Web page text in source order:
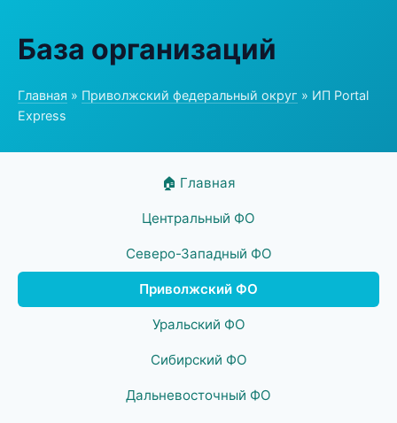
База организаций
Главная » Приволжский федеральный округ » ИП Portal
Express
🏠 Главная
Центральный ФО
Северо-Западный ФО
Приволжский ФО
Уральский ФО
Сибирский ФО
Дальневосточный ФО